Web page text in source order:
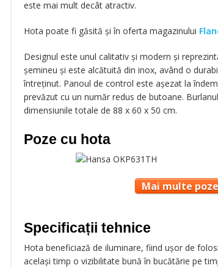
este mai mult decât atractiv.
Hota poate fi găsită și în oferta magazinului
Designul este unul calitativ și modern și
șemineu și este alcătuită din inox, având o
întreținut. Panoul de control este așezat la
prevăzut cu un număr redus de butoane.
dimensiunile totale de 88 x 60 x 50 cm.
Poze cu hota
Mai multe
Specificații tehnice
Hota beneficiază de iluminare, fiind ușor de
același timp o vizibilitate bună în bucătărie pe